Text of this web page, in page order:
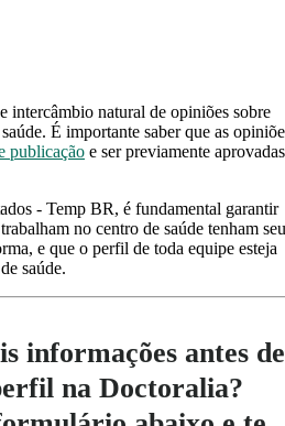
intercâmbio natural de opiniões sobre
É importante saber que as
publicação e ser previamente aprovadas
- Temp BR, é fundamental garantir
no centro de saúde tenham seu
e que o perfil de toda equipe esteja
saúde.
informações antes de
na Doctoralia?